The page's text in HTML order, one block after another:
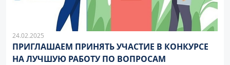
24.02.2025
ПРИГЛАШАЕМ ПРИНЯТЬ УЧАСТИЕ В КОНКУРСЕ
НА ЛУЧШУЮ РАБОТУ ПО ВОПРОСАМ